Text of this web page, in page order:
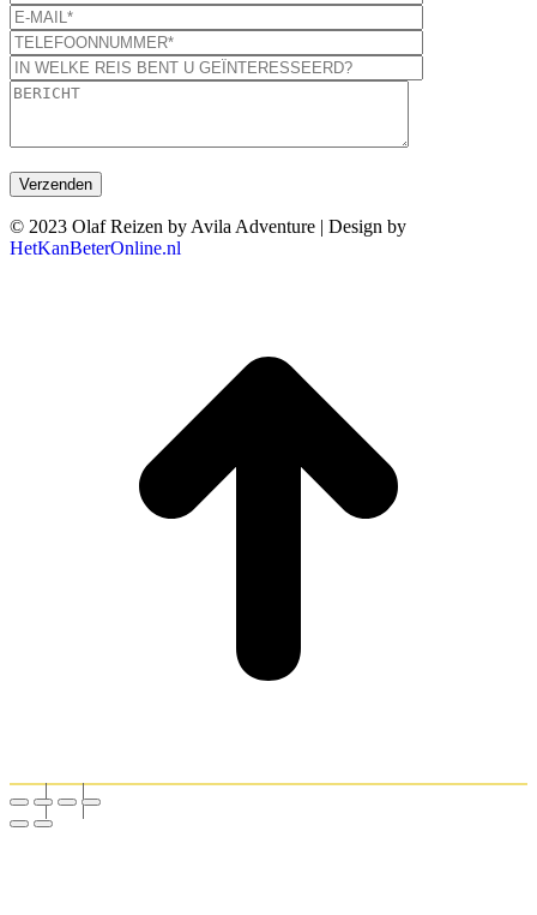
© 2023 Olaf Reizen by Avila Adventure | Design by
HetKanBeterOnline.nl